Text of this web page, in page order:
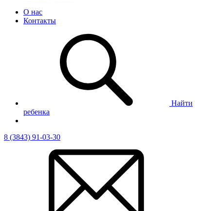
О нас
Контакты
Найти
ребенка
8 (3843) 91-03-30